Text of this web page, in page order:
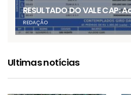
RESULTADO DO VALE CAP:
REDAÇÃO
Ultimas notícias